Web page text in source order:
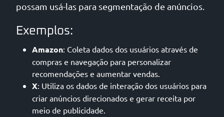
possam usá-las para segmentação de anúncios.
Exemplos:
Amazon: Coleta dados dos usuários através de
compras e navegação para personalizar
recomendações e aumentar vendas.
X: Utiliza os dados de interação dos usuários para
criar anúncios direcionados e gerar receita por
meio de publicidade.